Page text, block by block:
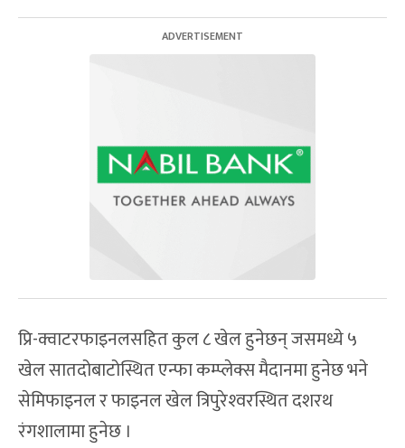
प्रि-क्वाटरफाइनलसहित कुल ८ खेल हुनेछन् जसमध्ये ५
खेल सातदोबाटोस्थित एन्फा कम्प्लेक्स मैदानमा हुनेछ भने
सेमिफाइनल र फाइनल खेल त्रिपुरेश्‍वरस्थित दशरथ
रंगशालामा हुनेछ ।